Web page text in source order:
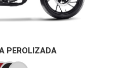
PEROLIZADA